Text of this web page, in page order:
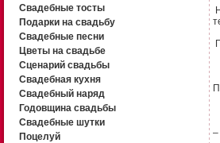
Свадебные тосты
Подарки на свадьбу
Свадебные песни
Цветы на свадьбе
Сценарий свадьбы
Свадебная кухня
Свадебный наряд
Годовщина свадьбы
Свадебные шутки
Поцелуй
–